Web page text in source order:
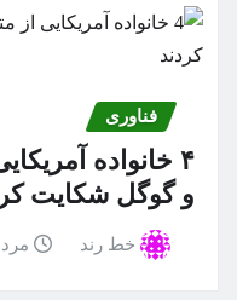
فناوری
۴ خانواده
و گوگل شکایت
خط رند مرداد ۱۱,